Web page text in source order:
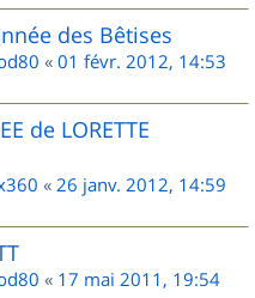
des Bêtises
« 01 févr. 2012, 14:53
de LORETTE
« 26 janv. 2012, 14:59
« 17 mai 2011, 19:54